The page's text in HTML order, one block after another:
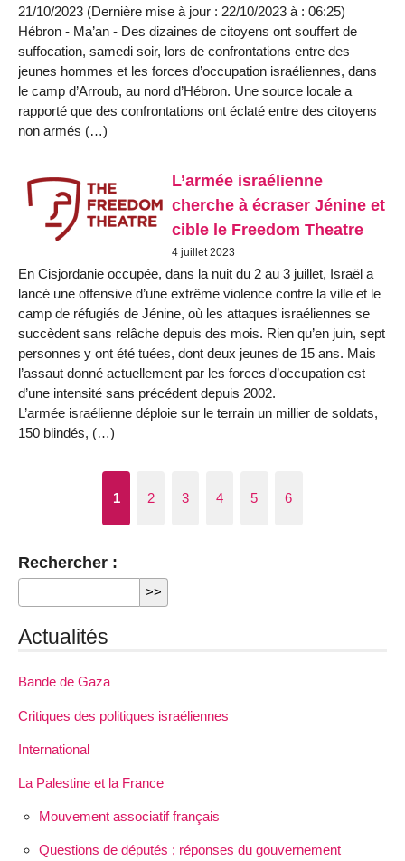
21/10/2023 (Dernière mise à jour : 22/10/2023 à : 06:25)
Hébron - Ma’an - Des dizaines de citoyens ont souffert de
suffocation, samedi soir, lors de confrontations entre des
jeunes hommes et les forces d’occupation israéliennes, dans
le camp d’Arroub, au nord d’Hébron. Une source locale a
rapporté que des confrontations ont éclaté entre des citoyens
non armés (…)
L’armée israélienne
cherche à écraser Jénine et
cible le Freedom Theatre
4 juillet 2023
En Cisjordanie occupée, dans la nuit du 2 au 3 juillet, Israël a
lancé une offensive d’une extrême violence contre la ville et le
camp de réfugiés de Jénine, où les attaques israéliennes se
succèdent sans relâche depuis des mois. Rien qu’en juin, sept
personnes y ont été tuées, dont deux jeunes de 15 ans. Mais
l’assaut donné actuellement par les forces d’occupation est
d’une intensité sans précédent depuis 2002.
L’armée israélienne déploie sur le terrain un millier de soldats,
150 blindés, (…)
1 2 3 4 5 6
Rechercher :
Actualités
Bande de Gaza
Critiques des politiques israéliennes
International
La Palestine et la France
Mouvement associatif français
Questions de députés ; réponses du gouvernement